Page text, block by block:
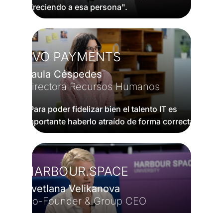
ofreciendo a esa persona".
EVO PAYMENTS
Paula Céspedes
Directora Recursos Humanos
“Para poder fidelizar bien el talento IT es
importante haberlo atraído de forma correcta”.
HARBOUR.SPACE
Svetlana Velikanova
Co-Founder & Group CEO